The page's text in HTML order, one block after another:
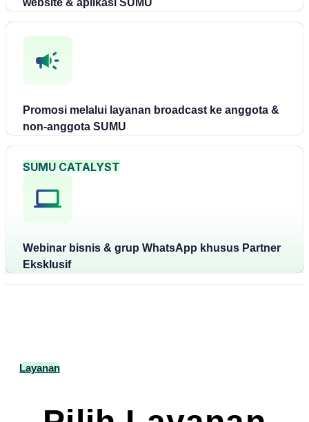
Promosi melalui layanan broadcast ke anggota &
non-anggota SUMU
SUMU CATALYST
Webinar bisnis & grup WhatsApp khusus Partner
Eksklusif
Layanan